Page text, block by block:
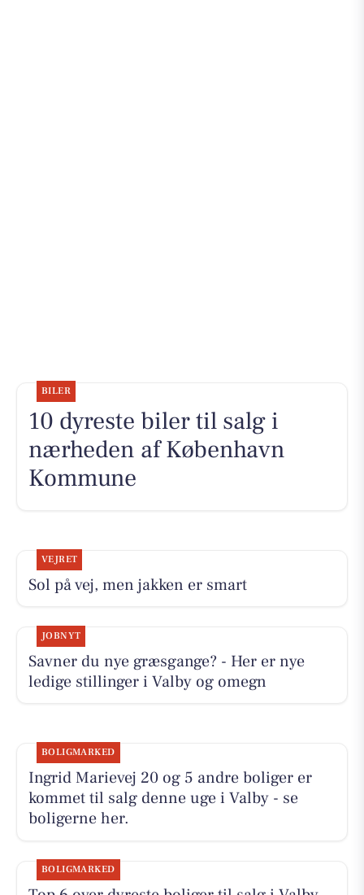
BILER
10 dyreste biler til salg i
nærheden af København
Kommune
VEJRET
Sol på vej, men jakken er smart
JOBNYT
Savner du nye græsgange? - Her er nye
ledige stillinger i Valby og omegn
BOLIGMARKED
Ingrid Marievej 20 og 5 andre boliger er
kommet til salg denne uge i Valby - se
boligerne her.
BOLIGMARKED